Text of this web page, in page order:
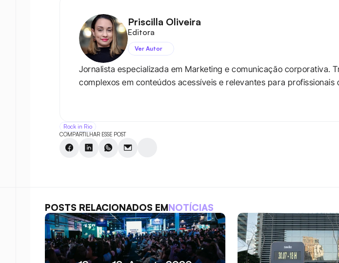
Rock in Rio
COMPARTILHAR ESSE POST
Priscilla Oliveira
Editora
Ver Autor
Jornalista especializada em Marketing e comunicação corporativa.
complexos em conteúdos acessíveis e relevantes para profissionais
POSTS RELACIONADOS EMNOTÍCIAS